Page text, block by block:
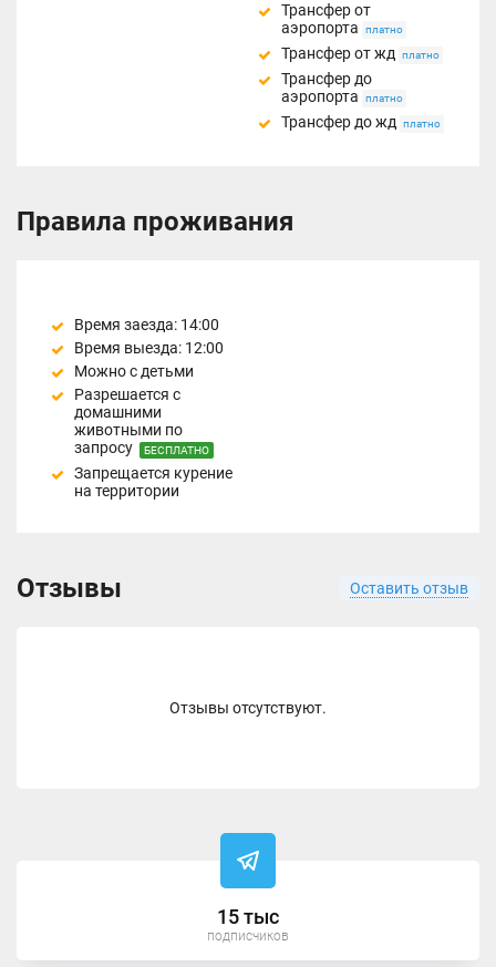
Трансфер от
аэропорта
платно
Трансфер от жд платно
Трансфер до
аэропорта
платно
Трансфер до жд платно
Правила проживания
Время заезда: 14:00
Время выезда: 12:00
Можно с детьми
Разрешается с
домашними
животными по
запросу
БЕСПЛАТНО
Запрещается курение
на территории
Отзывы Оставить отзыв
Отзывы отсутствуют.
15 тыс
подписчиков